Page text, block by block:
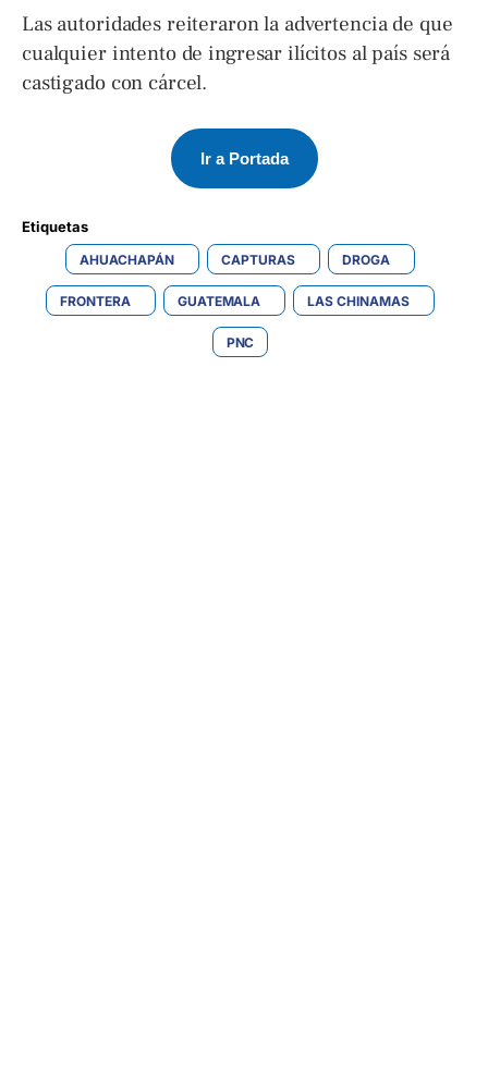
Las autoridades reiteraron la advertencia de que
cualquier intento de ingresar ilícitos al país será
castigado con cárcel.
Ir a Portada
Etiquetas
AHUACHAPÁN CAPTURAS DROGA
FRONTERA GUATEMALA LAS CHINAMAS
PNC